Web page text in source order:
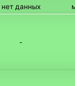
нет данных
-